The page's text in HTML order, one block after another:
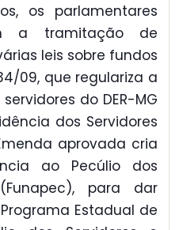
os parlamentares
a tramitação de
leis sobre fundos
09, que regulariza a
do DER-MG
dos Servidores
aprovada cria
ao Pecúlio dos
para dar
Estadual de